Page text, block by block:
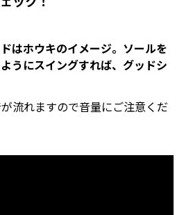
はホウキのイメージ。ソールを
うにスイングすれば、グッドシ
流れますので音量にご注意くだ